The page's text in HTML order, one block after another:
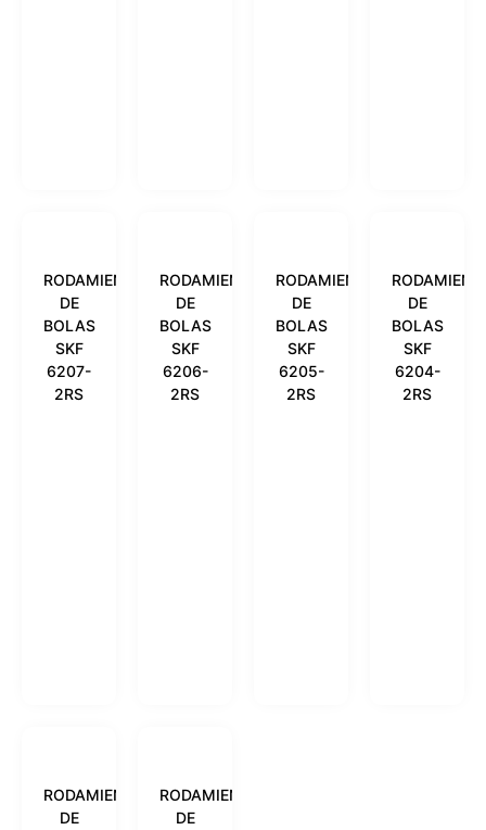
RODAMIENTO
DE
BOLAS
SKF
6207-
2RS
RODAMIENTO
DE
BOLAS
SKF
6206-
2RS
RODAMIENTO
DE
BOLAS
SKF
6205-
2RS
DE
BOLAS
SKF
6204-
2RS
RODAMIENTO
DE
RODAMIENTO
DE